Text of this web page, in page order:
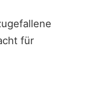
für